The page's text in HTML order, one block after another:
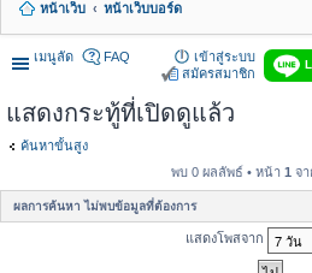
หน้าเว็บ
หน้าเว็บบอร์ด
เมนูลัด
FAQ
เข้าสู่ระบบ
สมัครสมาชิก
แสดงกระทู้ที่เปิดดูแล้ว
ค้นหาขั้นสูง
พบ 0 ผลลัพธ์ • หน้า 1 จ
ผลการค้นหา ไม่พบข้อมูลที่ต้องการ
แสดงโพสจาก